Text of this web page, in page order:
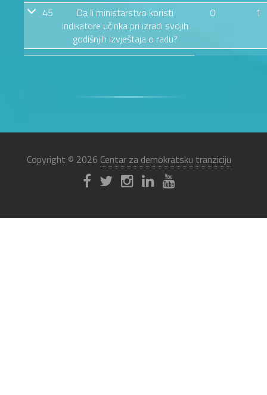
45
Da li ministarstvo koristi
indikatore učinka pri izradi svojih
godišnjih izvještaja o radu?
0 1
Copyright © 2026 Centar za demokratsku tranziciju